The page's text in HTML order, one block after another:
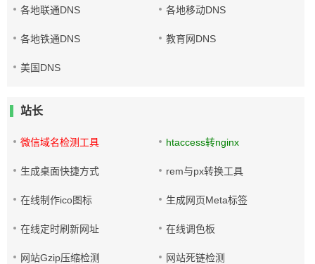
各地联通DNS 各地移动DNS
各地铁通DNS 教育网DNS
美国DNS
站长
微信域名检测工具 htaccess转nginx
生成桌面快捷方式 rem与px转换工具
在线制作ico图标 生成网页Meta标签
在线定时刷新网址 在线调色板
网站Gzip压缩检测 网站死链检测